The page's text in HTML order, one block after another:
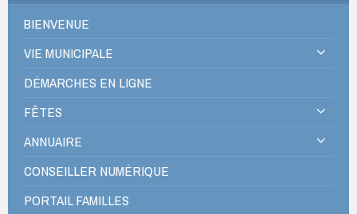
BIENVENUE
VIE MUNICIPALE
DÉMARCHES EN LIGNE
FÊTES
ANNUAIRE
CONSEILLER NUMÉRIQUE
PORTAIL FAMILLES